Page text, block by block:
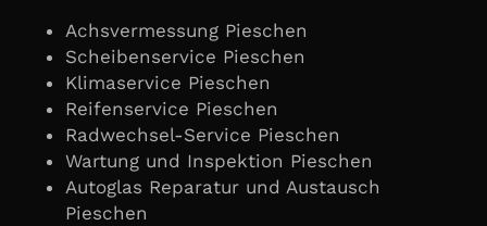
Achsvermessung Pieschen
Scheibenservice Pieschen
Klimaservice Pieschen
Reifenservice Pieschen
Radwechsel-Service Pieschen
Wartung und Inspektion Pieschen
Autoglas Reparatur und Austausch
Pieschen